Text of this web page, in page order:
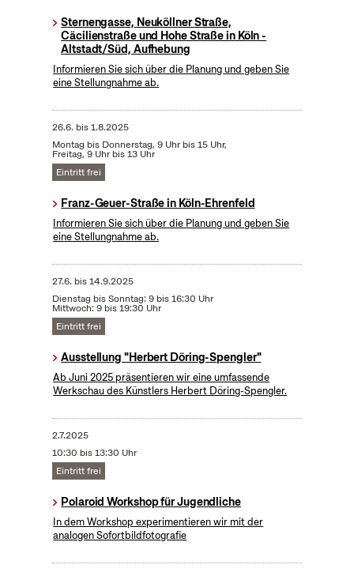
Sternengasse, Neuköllner Straße,
Cäcilienstraße und Hohe Straße in Köln -
Altstadt/Süd, Aufhebung
Informieren Sie sich über die Planung und geben Sie
eine Stellungnahme ab.
26.6. bis1.8.2025
Montag bis Donnerstag, 9 Uhr bis 15 Uhr,
Freitag, 9 Uhr bis 13 Uhr
Eintritt frei
Franz-Geuer-Straße in Köln-Ehrenfeld
Informieren Sie sich über die Planung und geben Sie
eine Stellungnahme ab.
27.6. bis14.9.2025
Dienstag bis Sonntag: 9 bis 16:30 Uhr
Mittwoch: 9 bis 19:30 Uhr
Eintritt frei
Ausstellung "Herbert Döring-Spengler"
Ab Juni 2025 präsentieren wir eine umfassende
Werkschau des Künstlers Herbert Döring-Spengler.
2.7.2025
10:30 bis 13:30 Uhr
Eintritt frei
Polaroid Workshop für Jugendliche
In dem Workshop experimentieren wir mit der
analogen Sofortbildfotografie